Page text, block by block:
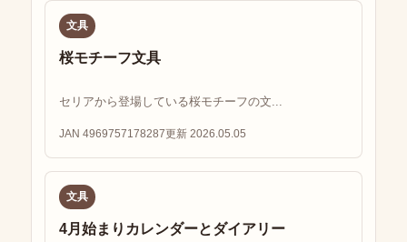
文具
桜モチーフ文具
セリアから登場している桜モチーフの文...
JAN 4969757178287更新 2026.05.05
文具
4月始まりカレンダーとダイアリー